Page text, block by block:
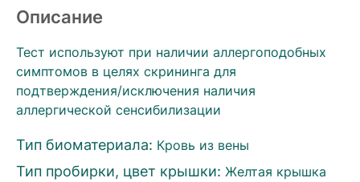
Описание
Тест используют при наличии аллергоподобных
симптомов в целях скрининга для
подтверждения/исключения наличия
аллергической сенсибилизации
Тип биоматериала: Кровь из вены
Тип пробирки, цвет крышки: Желтая крышка